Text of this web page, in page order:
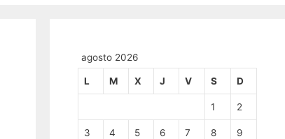
agosto 2026
L M X J V S D
1 2
3 4 5 6 7 8 9